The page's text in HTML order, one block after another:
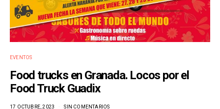
EVENTOS
Food trucks en Granada. Locos por el
Food Truck Guadix
17 OCTUBRE, 2023 SIN COMENTARIOS